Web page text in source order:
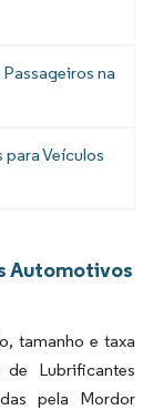
na
Veículos
Automotivos
tamanho e taxa
Lubrificantes
pela Mordor